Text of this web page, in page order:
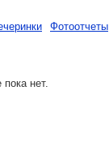
Фотоотчеты
нет.